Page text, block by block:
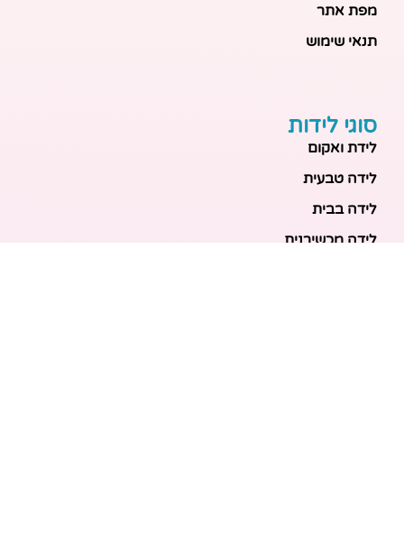
מפת אתר
תנאי שימוש
סוגי לידות
לידת ואקום
לידה טבעית
לידה בבית
לידה מכשירנית